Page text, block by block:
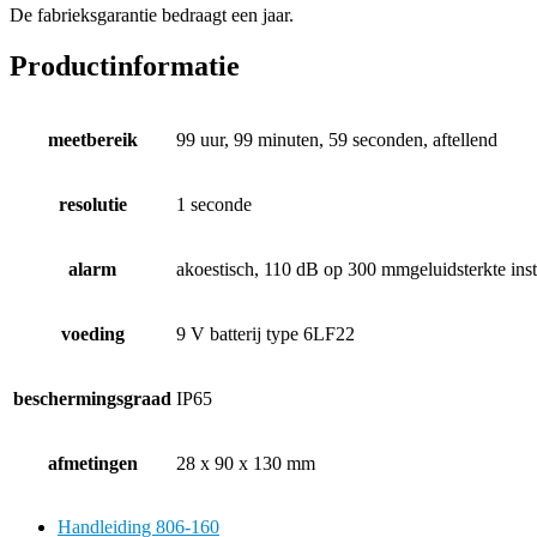
De fabrieksgarantie bedraagt een jaar.
Productinformatie
meetbereik 99 uur, 99 minuten, 59 seconden, aftellend
resolutie 1 seconde
alarm akoestisch, 110 dB op 300 mmgeluidsterkte
voeding 9 V batterij type 6LF22
beschermingsgraad IP65
afmetingen 28 x 90 x 130 mm
Handleiding 806-160